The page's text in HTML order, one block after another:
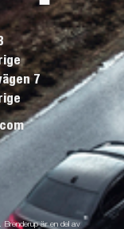
7
Brenderup är en del av